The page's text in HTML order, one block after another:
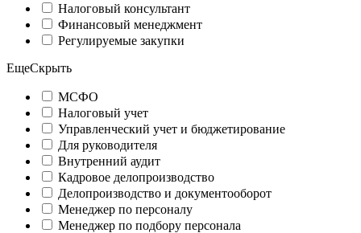
Налоговый консультант
Финансовый менеджмент
Регулируемые закупки
ЕщеСкрыть
МСФО
Налоговый учет
Управленческий учет и бюджетирование
Для руководителя
Внутренний аудит
Кадровое делопроизводство
Делопроизводство и документооборот
Менеджер по персоналу
Менеджер по подбору персонала